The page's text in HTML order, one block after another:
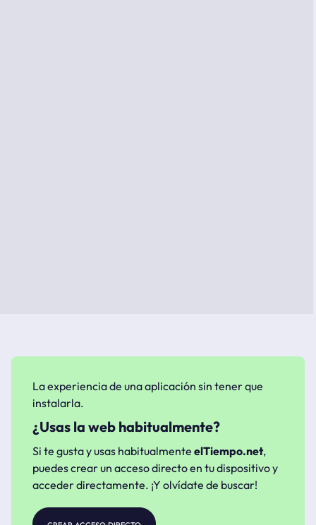
La experiencia de una aplicación sin tener que
instalarla.
¿Usas la web habitualmente?
Si te gusta y usas habitualmente elTiempo.net,
puedes crear un acceso directo en tu dispositivo y
acceder directamente. ¡Y olvídate de buscar!